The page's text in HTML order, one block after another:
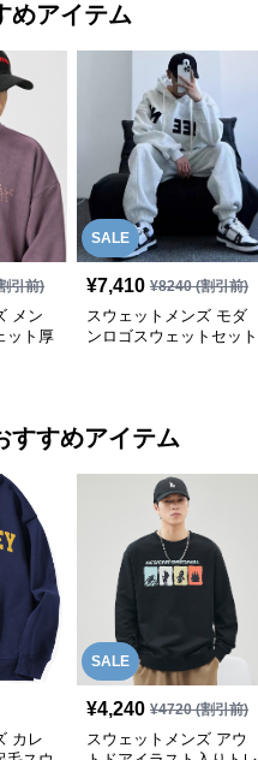
めアイテム
引前)
メン
ット厚
SALE
¥7,410 ¥8240(割引前)
スウェットメンズ モダ
ンロゴスウェットセット
すすめアイテム
カレ
SALE
¥4,240 ¥4720(割引前)
スウェットメンズ アウ